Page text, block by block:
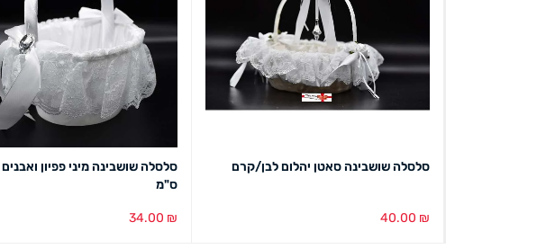
סלסלה שושבינה סאטן יהלום לבן/קרם
40.00 ₪
ס"מ
34.00 ₪